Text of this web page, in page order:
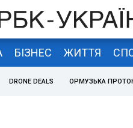
БІЗНЕС ЖИТТЯ
DRONE DEALS ОРМУЗЬКА